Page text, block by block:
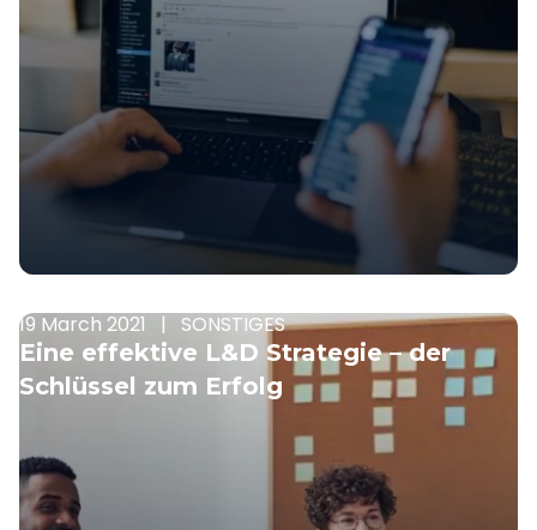
19 March 2021 | SONSTIGES
Eine effektive L&D Strategie – der
Schlüssel zum Erfolg